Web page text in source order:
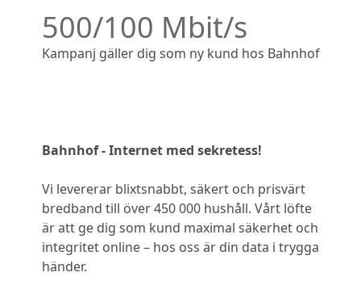
500/100 Mbit/s
Kampanj gäller dig som ny kund hos Bahnhof
Bahnhof - Internet med sekretess!
Vi levererar blixtsnabbt, säkert och prisvärt
bredband till över 450 000 hushåll. Vårt löfte
är att ge dig som kund maximal säkerhet och
integritet online – hos oss är din data i trygga
händer.